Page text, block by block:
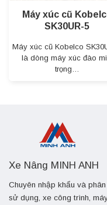
Máy xúc cũ
SK30UR-5
Máy xúc cũ Kobelco
là dòng máy xúc đào
trọng…
Xe Nâng MINH ANH
Chuyên nhập khẩu và
sử dụng, xe công trình,